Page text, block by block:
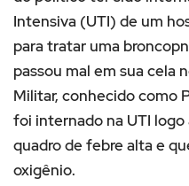
Intensiva (UTI) de um
para tratar uma
passou mal em sua cela
Militar, conhecido como
foi internado na UTI
quadro de febre alta e
oxigênio.